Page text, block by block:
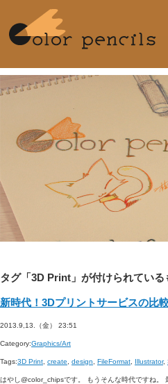
タグ「3D Print」が付けられている
新時代！3Dプリントサービスの比
2013.9,13.（金） 23:51
Category:Graphics/Art
Tags:3D Print create design FileFormat Illustrator,
はやし@color_chipsです。 もうそんな時代ですね。